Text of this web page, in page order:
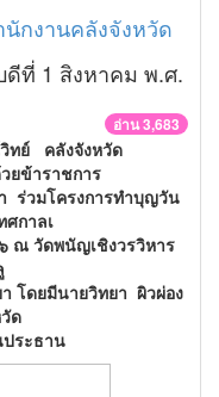
นักงานคลังจังหวัด
ดีที่ 1 สิงหาคม พ.ศ.
อ่าน 3,683
ย์ คลังจังหวัด
ยข้าราชการ
ร่วมโครงการทำบุญวัน
ศกาลเ
ณ วัดพนัญเชิงวรวิหาร
โดยมีนายวิทยา ผิวผ่อง
ด
ประธาน